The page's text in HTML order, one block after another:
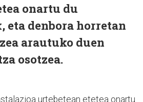
onartu du
eta denbora horretan
arautuko duen
osotzea.
urtebetean etetea onartu